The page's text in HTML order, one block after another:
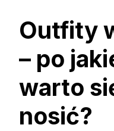
Outfity
– po
warto
nosić?